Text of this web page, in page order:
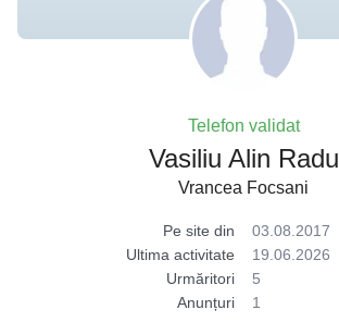
Telefon validat
Vasiliu Alin Radu
Vrancea Focsani
Pe site din
03.08.2017
Ultima activitate
19.06.2026
Urmăritori
5
Anunțuri
1